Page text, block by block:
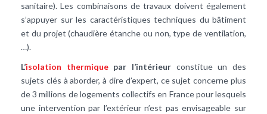
sanitaire). Les combinaisons de travaux doivent également
s’appuyer sur les caractéristiques techniques du bâtiment
et du projet (chaudière étanche ou non, type de ventilation,
…).
L’isolation thermiquepar l’intérieur constitue un des
sujets clés à aborder, à dire d’expert, ce sujet concerne plus
de 3 millions de logements collectifs en France pour lesquels
une intervention par l’extérieur n’est pas envisageable sur